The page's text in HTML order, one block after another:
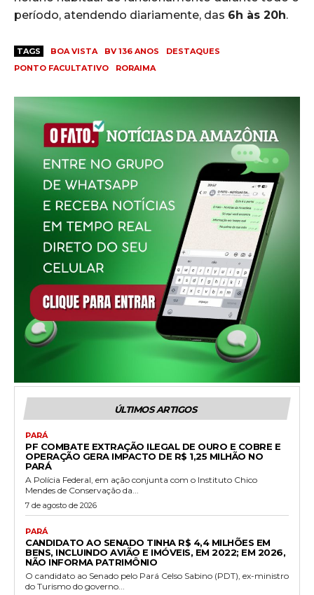
período, atendendo diariamente, das 6h às 20h.
TAGS BOA VISTA BV 136 ANOS
DESTAQUES
PONTO FACULTATIVO
RORAIMA
ÚLTIMOS ARTIGOS
PARÁ
PF COMBATE EXTRAÇÃO ILEGAL DE OURO E COBRE E
OPERAÇÃO GERA IMPACTO DE R$ 1,25 MILHÃO NO
PARÁ
A Polícia Federal, em ação conjunta com o Instituto Chico
Mendes de Conservação da...
7 de agosto de 2026
PARÁ
CANDIDATO AO SENADO TINHA R$ 4,4 MILHÕES EM
BENS, INCLUINDO AVIÃO E IMÓVEIS, EM 2022; EM 2026,
NÃO INFORMA PATRIMÔNIO
O candidato ao Senado pelo Pará Celso Sabino (PDT), ex-ministro
do Turismo do governo...